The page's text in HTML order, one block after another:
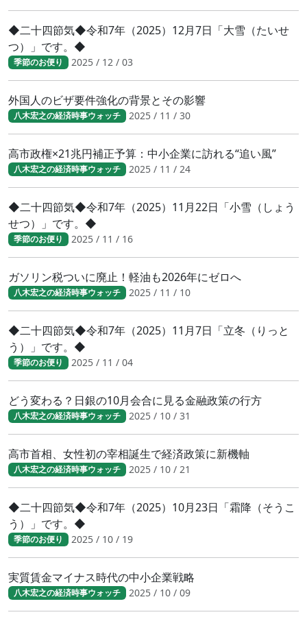
◆二十四節気◆令和7年（2025）12月7日「大雪（たいせ
つ）」です。◆
季節のお便り 2025 / 12 / 03
外国人のビザ要件強化の背景とその影響
八木宏之の経済時事ウォッチ 2025 / 11 / 30
高市政権×21兆円補正予算：中小企業に訪れる“追い風”
八木宏之の経済時事ウォッチ 2025 / 11 / 24
◆二十四節気◆令和7年（2025）11月22日「小雪（しょう
せつ）」です。◆
季節のお便り 2025 / 11 / 16
ガソリン税ついに廃止！軽油も2026年にゼロへ
八木宏之の経済時事ウォッチ 2025 / 11 / 10
◆二十四節気◆令和7年（2025）11月7日「立冬（りっと
う）」です。◆
季節のお便り 2025 / 11 / 04
どう変わる？日銀の10月会合に見る金融政策の行方
八木宏之の経済時事ウォッチ 2025 / 10 / 31
高市首相、女性初の宰相誕生で経済政策に新機軸
八木宏之の経済時事ウォッチ 2025 / 10 / 21
◆二十四節気◆令和7年（2025）10月23日「霜降（そうこ
う）」です。◆
季節のお便り 2025 / 10 / 19
実質賃金マイナス時代の中小企業戦略
八木宏之の経済時事ウォッチ 2025 / 10 / 09